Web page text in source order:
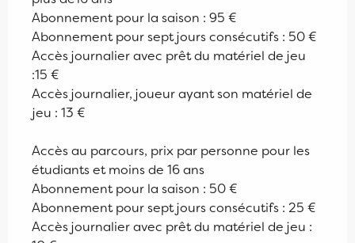
Abonnement pour la saison : 95 €
Abonnement pour sept jours consécutifs : 50 €
Accès journalier avec prêt du matériel de jeu
:15 €
Accès journalier, joueur ayant son matériel de
jeu : 13 €
Accès au parcours, prix par personne pour les
étudiants et moins de 16 ans
Abonnement pour la saison : 50 €
Abonnement pour sept jours consécutifs : 25 €
Accès journalier avec prêt du matériel de jeu :